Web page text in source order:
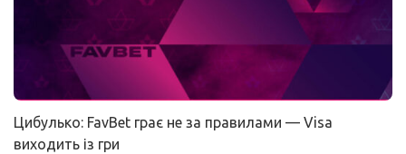
Цибулько: FavBet грає не за правилами — Visa
виходить із гри